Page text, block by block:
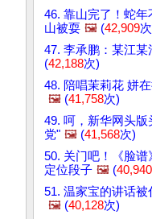
46. 靠山完了！蛇年
山被耍 🖼️ (42,909
47. 李承鹏：某江某
(42,188次)
48. 陪唱茉莉花 姘
🖼️ (41,758次)
49. 呵，新华网头版
党" 🖼️ (41,568次)
50. 关门吧！《脸谱
定位段子 🖼️ (40,940
51. 温家宝的讲话被
🖼️ (40,128次)